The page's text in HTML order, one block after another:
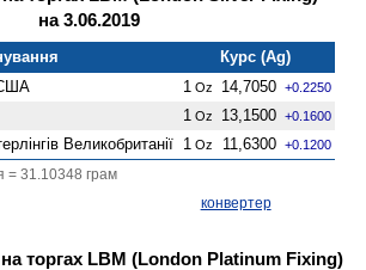
на 3.06.2019
Курс (Ag)
1 Oz 14,7050 +0.2250
1 Oz 13,1500 +0.1600
Велико­британії 1 Oz 11,6300 +0.1200
= 31.10348 грам
конвертер
торгах LBM (London Platinum Fixing)